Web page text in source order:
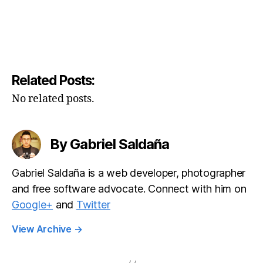
Related Posts:
No related posts.
By Gabriel Saldaña
Gabriel Saldaña is a web developer, photographer
and free software advocate. Connect with him on
Google+ and Twitter
View Archive →